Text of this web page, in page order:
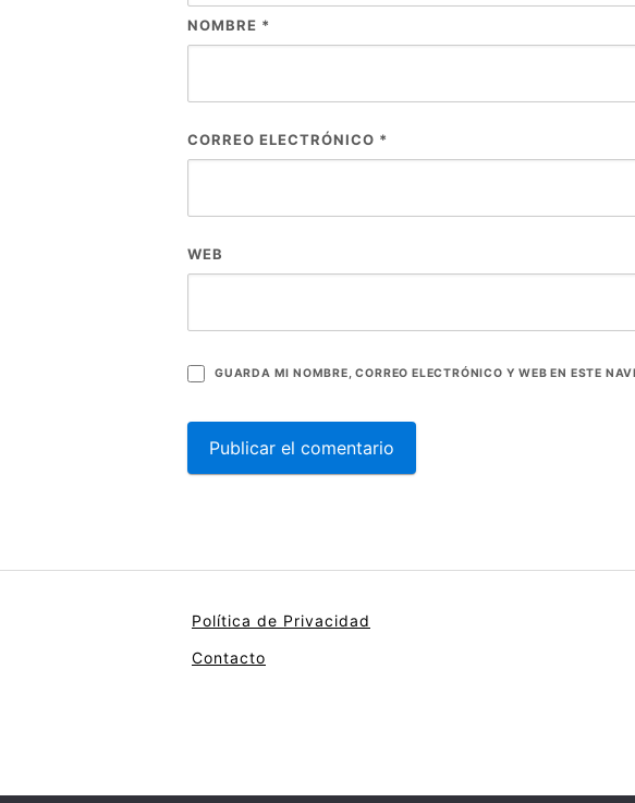
NOMBRE *
CORREO ELECTRÓNICO *
WEB
GUARDA MI NOMBRE, CORREO ELECTRÓNICO Y WEB EN ESTE
Política de Privacidad
Contacto